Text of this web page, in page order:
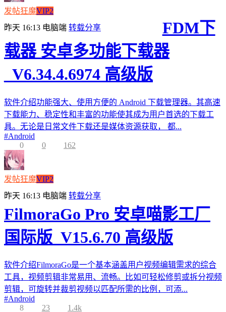
发帖狂魔VIP2
昨天 16:13 电脑端 转载分享
FDM下
载器 安卓多功能下载器
_V6.34.4.6974 高级版
软件介绍功能强大、使用方便的 Android 下载管理器。其高速
下载能力、稳定性和丰富的功能使其成为用户首选的下载工
具。无论是日常文件下载还是媒体资源获取， 都...
#Android
0
0 162
发帖狂魔VIP2
昨天 16:13 电脑端 转载分享
FilmoraGo Pro 安卓喵影工厂
国际版_V15.6.70 高级版
软件介绍FilmoraGo是一个基本涵盖用户视频编辑需求的综合
工具，视频剪辑非常易用、流畅。比如可轻松修剪或拆分视频
剪辑，可旋转并裁剪视频以匹配所需的比例，可添...
#Android
8
23 1.4k